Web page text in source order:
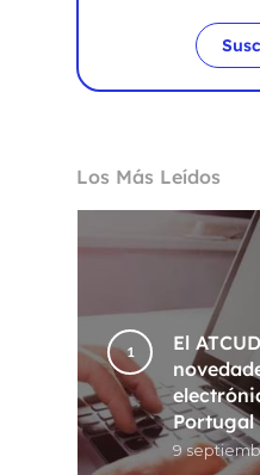
Los Más Leídos
El
Portugal
9